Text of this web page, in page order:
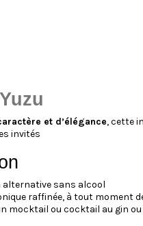
et d’élégance, cette
invités
alternative sans alcool
raffinée, à tout moment
mocktail ou cocktail au gin ou